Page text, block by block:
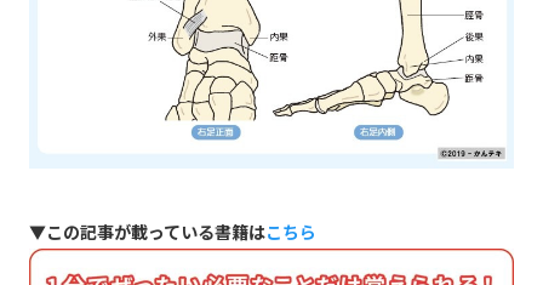
▼この記事が載っている書籍はこちら